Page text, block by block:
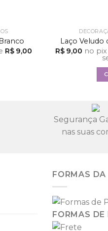
R$ 9,00
Laço Veludo
R$ 9,00 no pix
Segurança
nas suas
FORMAS
FORMAS DE